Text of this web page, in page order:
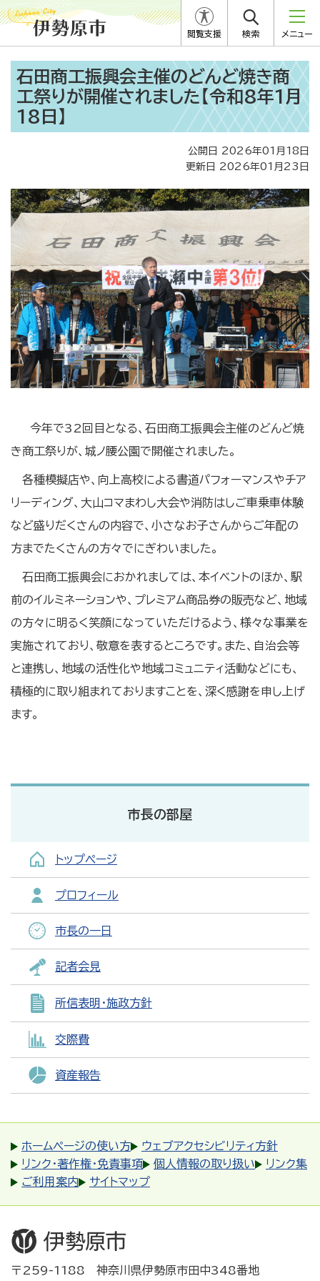
閲覧支援 検索 メニュー
石田商工振興会主催のどんど焼き商
工祭りが開催されました【令和8年1月
18日】
公開日 2026年01月18日
更新日 2026年01月23日
今年で32回目となる、石田商工振興会主催のどんど焼
き商工祭りが、城ノ腰公園で開催されました。
各種模擬店や、向上高校による書道パフォーマンスやチア
リーディング、大山コマまわし大会や消防はしご車乗車体験
など盛りだくさんの内容で、小さなお子さんからご年配の
方までたくさんの方々でにぎわいました。
石田商工振興会におかれましては、本イベントのほか、駅
前のイルミネーションや、プレミアム商品券の販売など、地域
の方々に明るく笑顔になっていただけるよう、様々な事業を
実施されており、敬意を表するところです。また、自治会等
と連携し、地域の活性化や地域コミュニティ活動などにも、
積極的に取り組まれておりますことを、深く感謝を申し上げ
ます。
市長の部屋
トップページ
プロフィール
市長の一日
記者会見
所信表明・施政方針
交際費
資産報告
ホームページの使い方
ウェブアクセシビリティ方針
リンク・著作権・免責事項
個人情報の取り扱い
リンク集
ご利用案内
サイトマップ
〒259-1188 神奈川県伊勢原市田中348番地